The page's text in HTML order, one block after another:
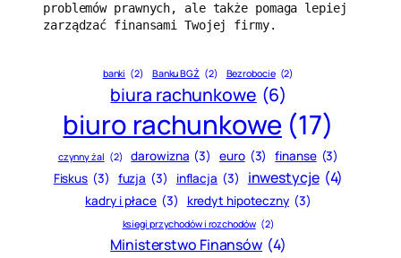
problemów prawnych, ale także pomaga lepiej
zarządzać finansami Twojej firmy.
banki (2) Banku BGŻ (2) Bezrobocie (2)
biura rachunkowe (6)
biuro rachunkowe (17)
czynny żal (2) darowizna (3) euro (3) finanse (3)
Fiskus (3) fuzja (3) inflacja (3) inwestycje (4)
kadry i płace (3) kredyt hipoteczny (3)
księgi przychodów i rozchodów (2)
Ministerstwo Finansów (4)